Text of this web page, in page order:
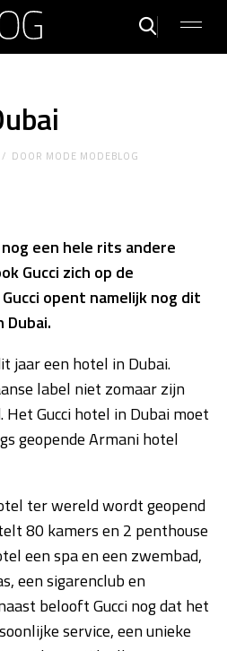
DOOR MODE MODEBLOG
een hele rits andere
Gucci zich op de
opent namelijk nog dit
jaar een hotel in Dubai.
label niet zomaar zijn
Het Gucci hotel in Dubai moet
geopende Armani hotel
ter wereld wordt geopend
80 kamers en 2 penthouse
een spa en een zwembad,
een sigarenclub en
belooft Gucci nog dat het
service, een unieke